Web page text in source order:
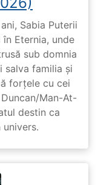
Sabia Puterii
Eternia, unde
sub domnia
salva familia și
forțele cu cei
Man-At-
destin ca